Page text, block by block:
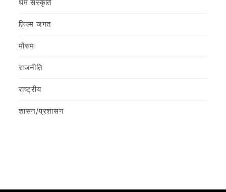
धर्म संस्कृति
फ़िल्‍म जगत
मौसम
राजनीति
राष्ट्रीय
शासन/प्रशासन